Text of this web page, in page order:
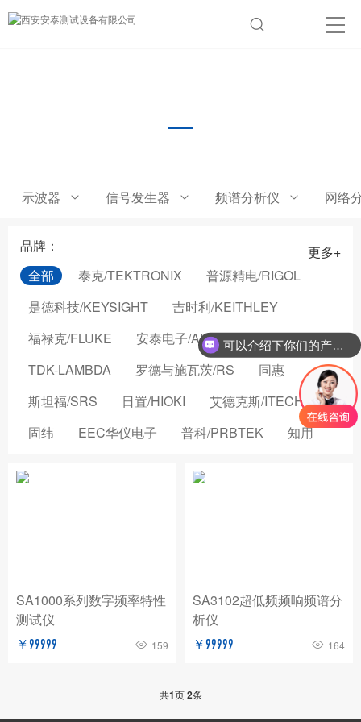
示波器 信号发生器 频谱分析仪 网络
品牌：
全部
泰克/TEKTRONIX
普源精电/RIGOL
是德科技/KEYSIGHT
吉时利/KEITHLEY
福禄克/FLUKE
安泰电子/AIGTEK
TDK-LAMBDA
罗德与施瓦茨/RS
同惠
斯坦福/SRS
日置/HIOKI
艾德克斯/ITECH
固纬
EEC华仪电子 普科/PRBTEK
知用
OMICRON-LAB
森东宝科技/CINDBEST
数英仪器
森美协尔/SEMISHARE
概伦电子
菊水/KIKUSUI
美尔诺/MAYNUO 青岛思仪
更多+
SA1000系列数字频率特性
测试仪
￥99999 159
SA3102超低频频响频谱分
析仪
￥99999 164
共1页2条
可以介绍下你们的产品么？